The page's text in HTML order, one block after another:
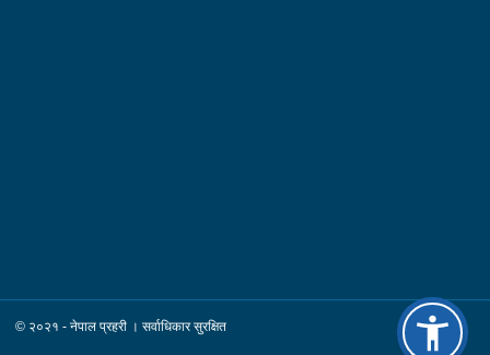
© २०२१ - नेपाल प्रहरी । सर्वाधिकार सुरक्षित